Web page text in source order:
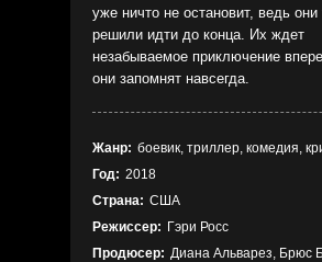
уже ничто не остановит, ведь они
решили идти до конца. Их ждет
незабываемое приключение
они запомнят навсегда.
Жанр: боевик, триллер, комедия,
Год: 2018
Страна: США
Режиссер: Гэри Росс
Продюсер: Диана Альварез, Брюс